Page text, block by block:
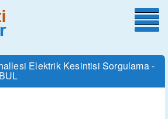
Elektrik Kesintisi Sorgulama -